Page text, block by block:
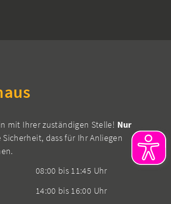
mit Ihrer zuständigen Stelle! Nur
dass für Ihr Anliegen
08:00 bis 11:45 Uhr
14:00 bis 16:00 Uhr